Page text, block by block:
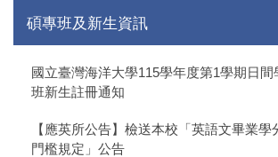
碩專班及新生資訊
國立臺灣海洋大學115學年度第1學期日
班新生註冊通知
【應英所公告】檢送本校「英語文畢業學
門檻規定」公告